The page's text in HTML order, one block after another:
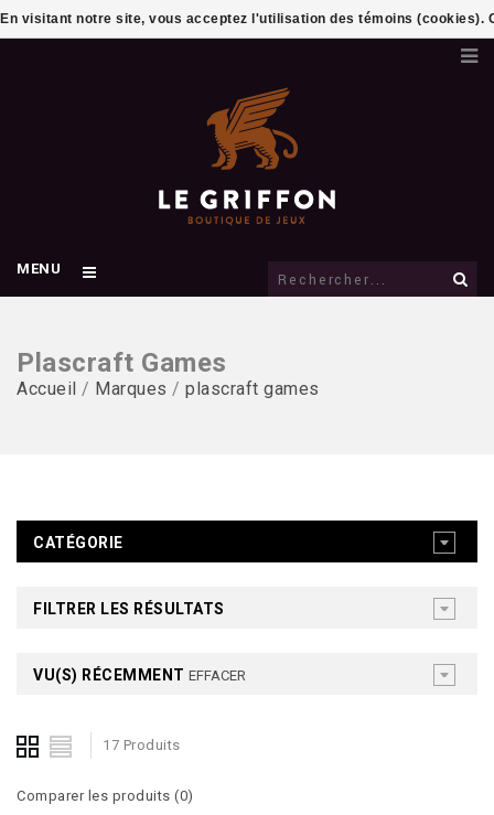
MENU
Plascraft Games
Accueil / Marques / plascraft games
CATÉGORIE
FILTRER LES RÉSULTATS
VU(S) RÉCEMMENT EFFACER
17 Produits
Comparer les produits (0)
En visitant notre site, vous acceptez l'utilisation des témoins